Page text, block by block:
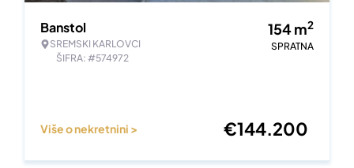
Banstol
SREMSKI KARLOVCI
ŠIFRA: #574972
154m2
SPRATNA
Više o nekretnini > €144.200